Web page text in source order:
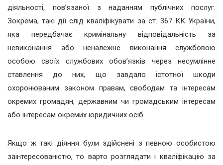
діяльності, пов’язаної з наданням публічних послуг.
Зокрема, такі дії слід кваліфікувати за ст. 367 КК України,
яка передбачає кримінальну відповідальність за
невиконання або неналежне виконання службовою
особою своїх службових обов’язків через несумлінне
ставлення до них, що завдало істотної шкоди
охоронюваним законом правам, свободам та інтересам
окремих громадян, державним чи громадським інтересам
або інтересам окремих юридичних осіб.
Якщо ж такі діяння були здійснені з певною особистою
заінтересованістю, то варто розглядати і кваліфікацію за